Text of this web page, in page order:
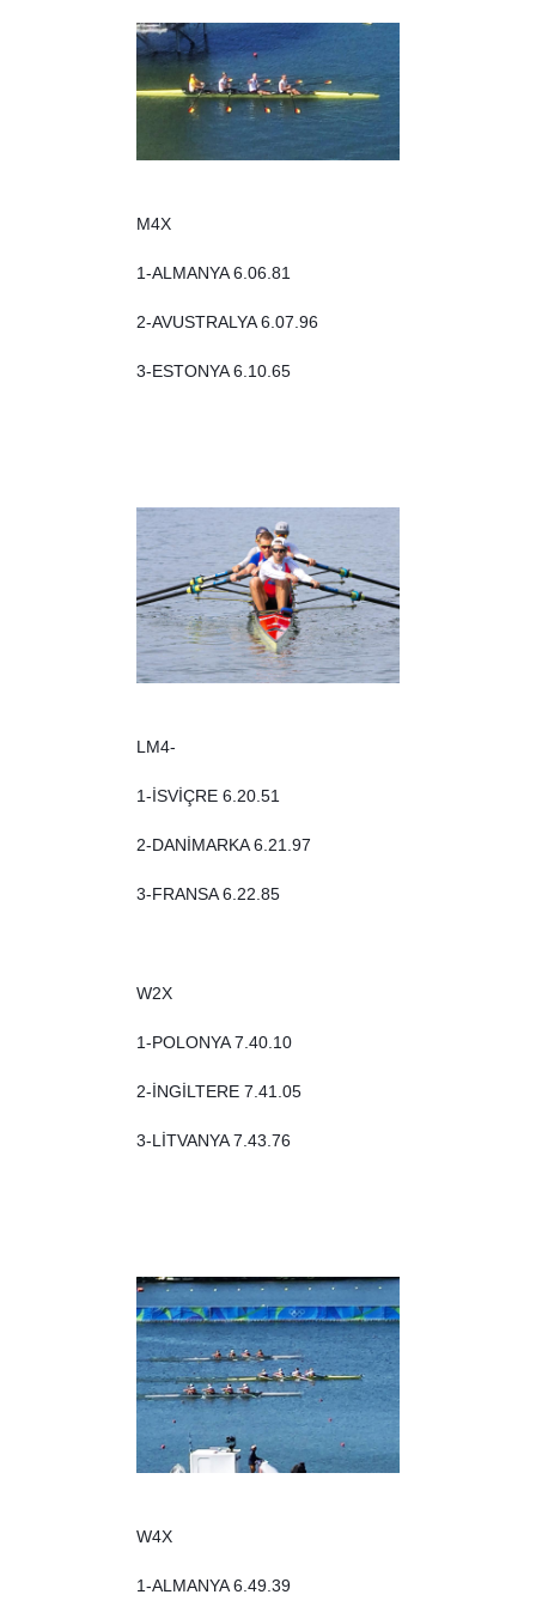
M4X
1-ALMANYA 6.06.81
2-AVUSTRALYA 6.07.96
3-ESTONYA 6.10.65
LM4-
1-İSVİÇRE 6.20.51
2-DANİMARKA 6.21.97
3-FRANSA 6.22.85
W2X
1-POLONYA 7.40.10
2-İNGİLTERE 7.41.05
3-LİTVANYA 7.43.76
W4X
1-ALMANYA 6.49.39